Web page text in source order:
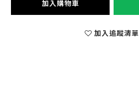
加入購物車
加入追蹤清單